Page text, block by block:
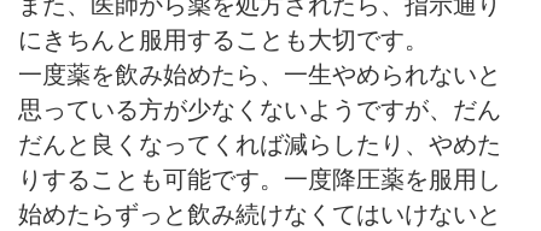
にきちんと服用することも大切です。
一度薬を飲み始めたら、一生やめられないと
思っている方が少なくないようですが、だん
だんと良くなってくれば減らしたり、やめた
りすることも可能です。一度降圧薬を服用し
始めたらずっと飲み続けなくてはいけないと